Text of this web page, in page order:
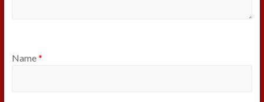
Name*